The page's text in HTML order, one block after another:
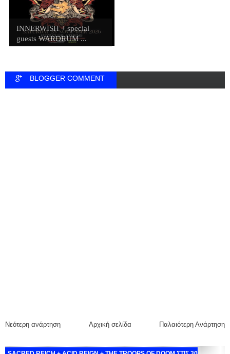
INNERWISH + special
guests WARDRUM ...
BLOGGER COMMENT
Νεότερη ανάρτηση Παλαιότερη Ανάρτηση
Αρχική σελίδα